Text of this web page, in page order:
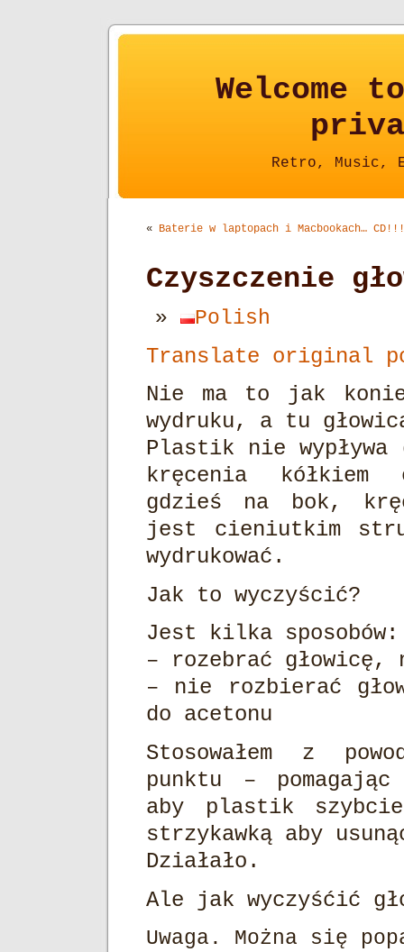
Welcome
Retro, Music,
« Baterie w laptopach i Macbookach… CD!!!
Czyszczenie
Polish
Translate original
Nie ma to jak
wydruku, a tu
Plastik nie wypływa
kręcenia
gdzieś na bok,
jest cieniutkim
wydrukować.
Jak to wyczyścić?
Jest kilka sposobów:
– rozebrać głowicę,
– nie rozbierać
do acetonu
Stosowałem z
punktu –
aby plastik
strzykawką aby
Działało.
Ale jak wyczyśćić
Uwaga. Można się